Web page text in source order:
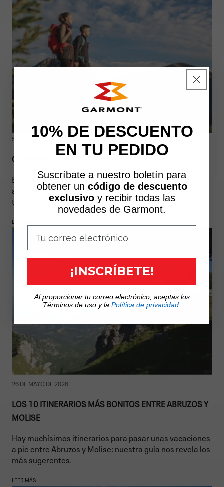
5 DE JUNIO DE 2026
CAMMINO RETICO: ETAPAS, RUTA E INFO
El Cammino Retico es un itinerario de senderismo que
atraviesa paisajes alpinos, pueblos auténticos y
testimonios históricos de gran valor....
LEER MÁS
26 DE MAYO DE 2026
LOS 10 ITINERARIOS MÁS BONITOS ENTRE ABRUZOS Y
MOLISE
Hay muchísimos itinerarios para pasar unas vacaciones
a pie entre Abruzos y Molise: nuestra guía nos revela los
más sugerentes.
LEER MÁS
10% DE DESCUENTO
EN TU PEDIDO
Suscríbate a nuestro boletín para
obtener un código de descuento
exclusivoy recibir todas las
novedades de Garmont.
¡INSCRÍBETE!
Al proporcionar tu correo electrónico, aceptas los
Términos de uso y la Política de privacidad